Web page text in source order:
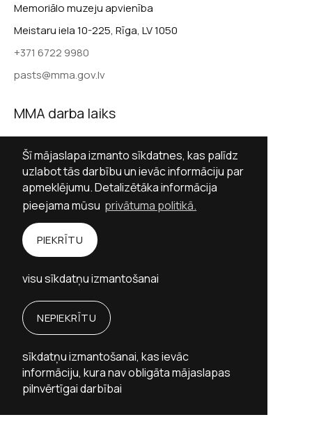
Šī mājaslapa izmanto sīkdatnes, kas palīdz
uzlabot tās darbību un ievāc informāciju par
apmeklējumu. Detalizētāka informācija
pieejama mūsu privātuma politikā.
NEPIEKRĪTU
sīkdatņu izmantošanai, kas ievāc
informāciju, kura nav obligāta mājaslapas
pilnvērtīgai darbībai
PIEKRĪTU
visu sīkdatņu izmantošanai
Memoriālo muzeju apvienība
Meistaru iela 10-225, Rīga, LV 1050
+371 6722 9980
pasts@mma.gov.lv
MMA darba laiks
Sestdienās slēgts
Svētdienās slēgts
Sekot MMA
Facebook
YouTube
Personību stāstu vietne izstrādāta ar Valsts
kultūrkapitāla fonda finansiālu atbalstu.
Memoriālo muzeju apvienība © 2026
Mājaslapas izstrāde:
Privātuma politika Piekļūstamība